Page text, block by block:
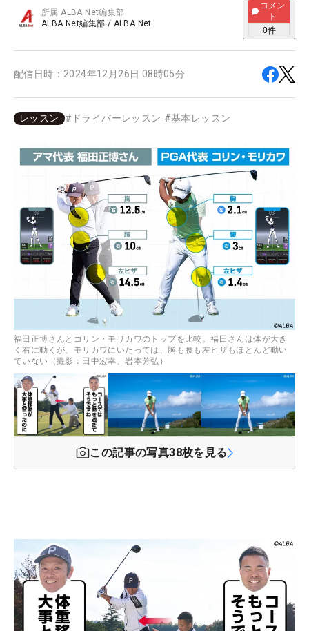
所属ALBA Net編集部
ALBA Net編集部 / ALBA Net
コメン
ト
0件
配信日時： 2024年12月26日 08時05分
レッスン # ドライバーレッスン #基本レッスン
福田正博さんとコリン・モリカワのトップを比較。福田さんは体が大き
く右に動くが、モリカワにいたっては、胸も腰も左ヒザもほとんど動い
ていない（撮影：田中宏幸、岩本芳弘）
この記事の写真38枚を見る